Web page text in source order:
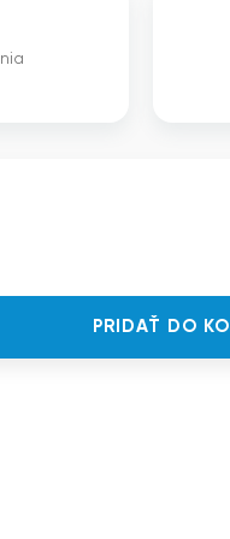
PRIDAŤ DO